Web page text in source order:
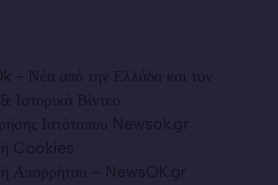
- Νέα από την Ελλάδα και τον
Ιστορικά Βίντεο
Ιστότοπου Newsok.gr
Cookies
Απορρήτου – NewsOK.gr